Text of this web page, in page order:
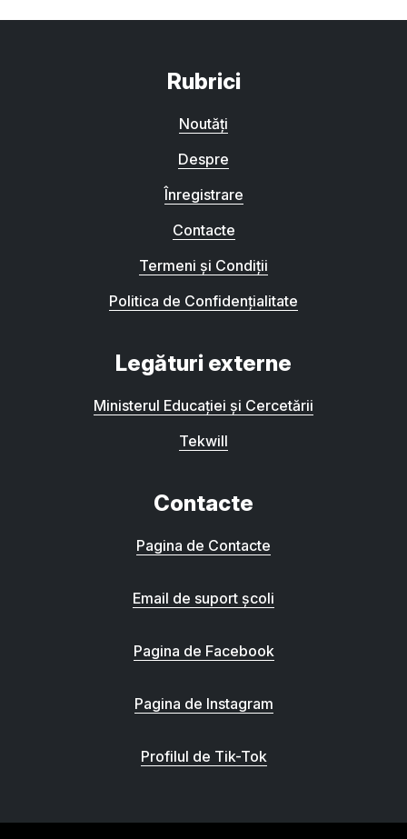
Rubrici
Noutăți
Despre
Înregistrare
Contacte
Termeni și Condiții
Politica de Confidențialitate
Legături externe
Ministerul Educației și Cercetării
Tekwill
Contacte
Pagina de Contacte
Email de suport școli
Pagina de Facebook
Pagina de Instagram
Profilul de Tik-Tok